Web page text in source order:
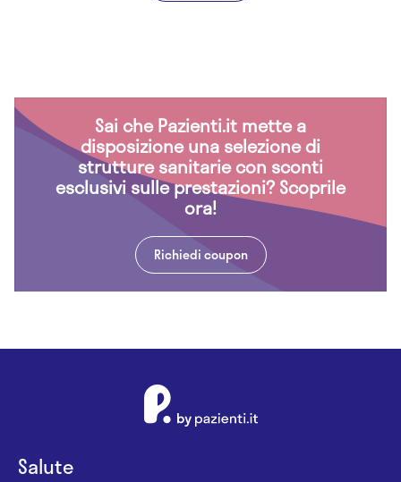
Sai che Pazienti.it mette a
disposizione una selezione di
strutture sanitarie con sconti
esclusivi sulle prestazioni? Scoprile
ora!
Richiedi coupon
Salute